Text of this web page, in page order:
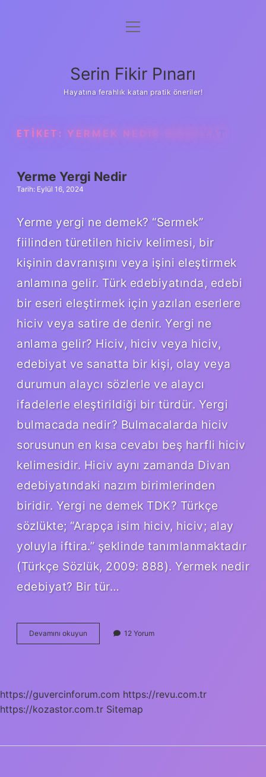
Gizlilik Politikası
Yasal Uyarı
menüyü
Serin Fikir Pınarı
Hayatına ferahlık katan pratik öneriler!
ETIKET: YERMEK NEDIR EDEBIYAT
Yerme Yergi Nedir
Tarih: Eylül 16, 2024
Yerme yergi ne demek? “Sermek”
fiilinden türetilen hiciv kelimesi, bir
kişinin davranışını veya işini eleştirmek
anlamına gelir. Türk edebiyatında, edebi
bir eseri eleştirmek için yazılan eserlere
hiciv veya satire de denir. Yergi ne
anlama gelir? Hiciv, hiciv veya hiciv,
edebiyat ve sanatta bir kişi, olay veya
durumun alaycı sözlerle ve alaycı
ifadelerle eleştirildiği bir türdür. Yergi
bulmacada nedir? Bulmacalarda hiciv
sorusunun en kısa cevabı beş harfli hiciv
kelimesidir. Hiciv aynı zamanda Divan
edebiyatındaki nazım birimlerinden
biridir. Yergi ne demek TDK? Türkçe
sözlükte; “Arapça isim hiciv, hiciv; alay
yoluyla iftira.” şeklinde tanımlanmaktadır
(Türkçe Sözlük, 2009: 888). Yermek nedir
edebiyat? Bir tür…
Devamını okuyun
Yergi
12 Yorum
https://guvercinforum.com https://revu.com.tr
https://kozastor.com.tr Sitemap